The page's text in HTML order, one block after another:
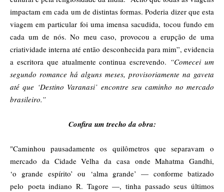
impactam em cada um de distintas formas. Poderia dizer que esta
viagem em particular foi uma imensa sacudida, tocou fundo em
cada um de nós. No meu caso, provocou a erupção de uma
criatividade interna até então desconhecida para mim”, evidencia
a escritora que atualmente continua escrevendo. “Comecei um
segundo romance há alguns meses, provisoriamente na gaveta
até que ‘Destino Varanasi’ encontre seu caminho no mercado
brasileiro.”
Confira um trecho da obra:
"Caminhou pausadamente os quilômetros que separavam o
mercado da Cidade Velha da casa onde Mahatma Gandhi,
‘o grande espírito’ ou ‘alma grande’ — conforme batizado
pelo poeta indiano R. Tagore —, tinha passado seus últimos